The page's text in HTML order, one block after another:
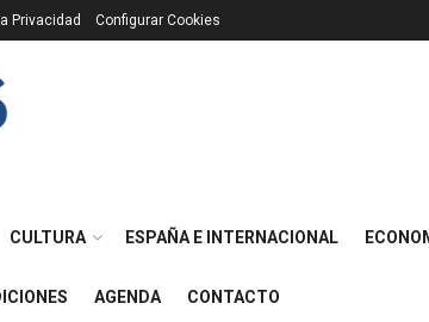
Privacidad Configurar Cookies
CULTURA ESPAÑA E INTERNACIONAL
AGENDA CONTACTO